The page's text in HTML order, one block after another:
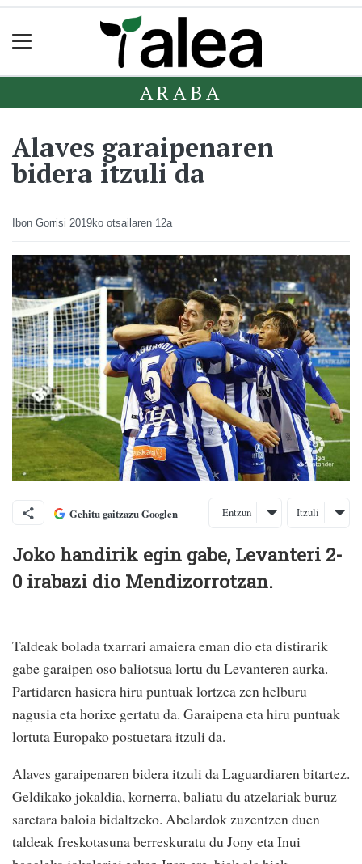
ARABA
Alaves garaipenaren
bidera itzuli da
Ibon Gorrisi 2019ko otsailaren 12a
Gehitu gaitzazu Googlen Entzun Itzuli
Joko handirik egin gabe, Levanteri 2-
0 irabazi dio Mendizorrotzan.
Taldeak bolada txarrari amaiera eman dio eta distirarik
gabe garaipen oso baliotsua lortu du Levanteren aurka.
Partidaren hasiera hiru puntuak lortzea zen helburu
nagusia eta horixe gertatu da. Garaipena eta hiru puntuak
lortuta Europako postuetara itzuli da.
Alaves garaipenaren bidera itzuli da Laguardiaren bitartez.
Geldikako jokaldia, kornerra, baliatu du atzelariak buruz
saretara baloia bidaltzeko. Abelardok zuzentzen duen
taldeak freskotasuna berreskuratu du Jony eta Inui